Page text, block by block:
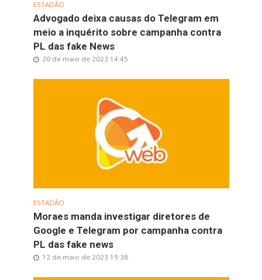
ESTADÃO
Advogado deixa causas do Telegram em
meio a inquérito sobre campanha contra
PL das fake News
20 de maio de 2023 14:45
ESTADÃO
Moraes manda investigar diretores de
Google e Telegram por campanha contra
PL das fake news
12 de maio de 2023 19:38